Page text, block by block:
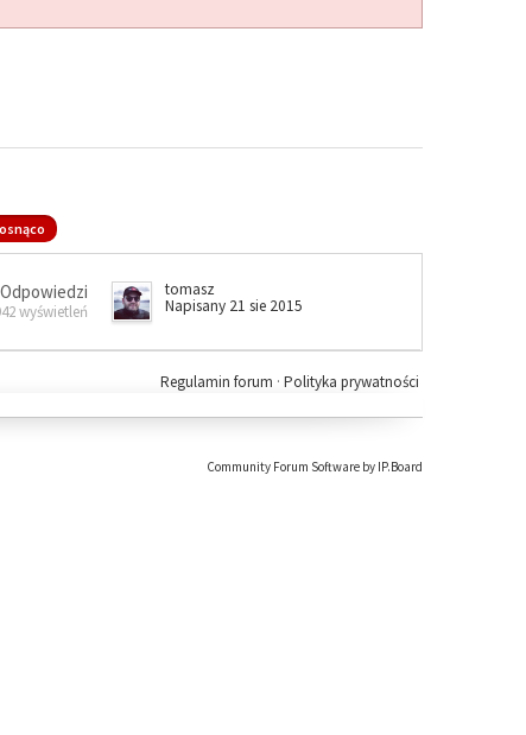
wyświetleń
tomasz
Napisany 21 sie 2015
Polityka prywatności
Regulamin forum ·
Community Forum Software by IP.Board